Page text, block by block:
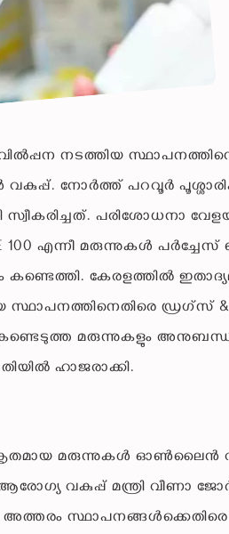
നടത്തിയ
നോര്‍ത്ത് പറവൂര്‍
പരിശോധനാ
100 എന്നീ മരുന്നുകള്‍
കേരളത്തില്‍
ഡ്രഗ്‌സ്
കണ്ടെടുത്ത മരുന്നുകളും
ഹാജരാക്കി.
മരുന്നുകള്‍ ഓണ്‍ലൈന്‍
വകുപ്പ് മന്ത്രി വീണാ
അത്തരം